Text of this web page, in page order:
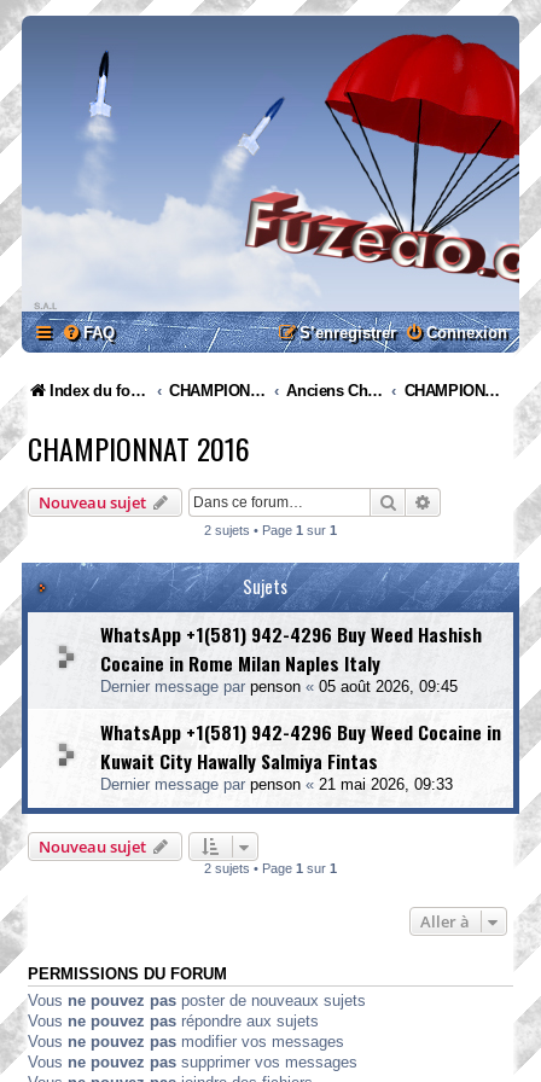
FAQ Connexion
S’enregistrer
Index du forum CHAMPIONNATS Anciens Championnats CHAMPIONNAT 2016
CHAMPIONNAT 2016
Nouveau sujet RechercherRecherche
2 sujets • Page 1 sur 1
Sujets
WhatsApp +1(581) 942-4296 Buy Weed Hashish
Cocaine in Rome Milan Naples Italy
Dernier message par penson « 05 août 2026, 09:45
WhatsApp +1(581) 942-4296 Buy Weed Cocaine in
Kuwait City Hawally Salmiya Fintas
Dernier message par penson « 21 mai 2026, 09:33
Nouveau sujet
2 sujets • Page 1 sur 1
Aller à
PERMISSIONS DU FORUM
Vous ne pouvez pas poster de nouveaux sujets
Vous ne pouvez pas répondre aux sujets
Vous ne pouvez pas modifier vos messages
Vous ne pouvez pas supprimer vos messages